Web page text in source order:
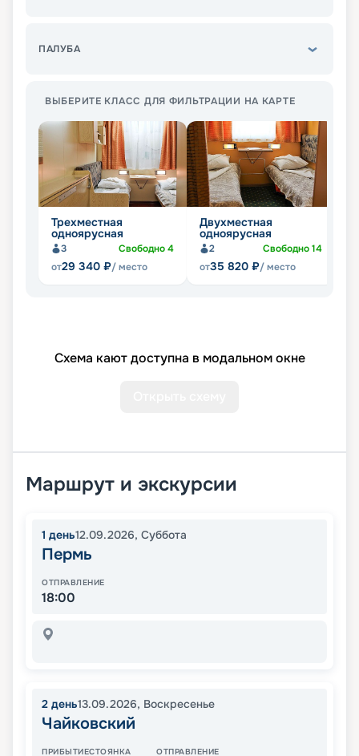
ПАЛУБА
ВЫБЕРИТЕ КЛАСС ДЛЯ ФИЛЬТРАЦИИ НА КАРТЕ
Трехместная
одноярусная
3 Свободно4
от29 340 ₽/ место
Двухместная
одноярусная
2 Свободно14
от35 820 ₽/ место
Схема кают доступна в модальном окне
Маршрут и экскурсии
1 день12.09.2026, Суббота
Пермь
ОТПРАВЛЕНИЕ
18:00
2 день13.09.2026, Воскресенье
Чайковский
ПРИБЫТИЕСТОЯНКА ОТПРАВЛЕНИЕ